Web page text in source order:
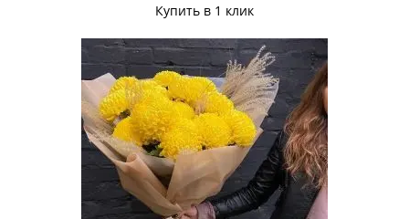
Купить в 1 клик